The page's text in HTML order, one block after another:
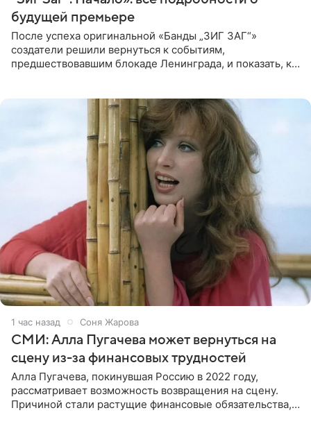
будущей премьере
После успеха оригинальной «Банды „ЗИГ ЗАГ“»
создатели решили вернуться к событиям,
предшествовавшим блокаде Ленинграда, и показать, как
1 час назад Соня Жарова
СМИ: Алла Пугачева может вернуться на
сцену из-за финансовых трудностей
Алла Пугачева, покинувшая Россию в 2022 году,
рассматривает возможность возвращения на сцену.
Причиной стали растущие финансовые обязательства,